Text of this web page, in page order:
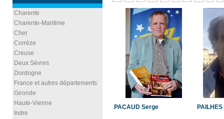
Charente
Charente-Maritime
Cher
Corrèze
Creuse
Deux Sèvres
Dordogne
France et autres départements
Gironde
Haute-Vienne
Indre
PACAUD Serge